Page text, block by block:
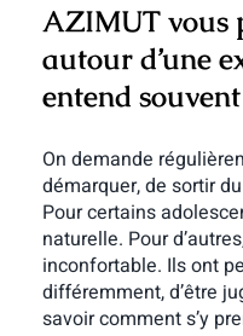
AZIMUT vous
autour d’une
entend
On demande
démarquer, de sortir du
Pour certains
naturelle. Pour
inconfortable. Ils ont
différemment, d’être
savoir comment s’y